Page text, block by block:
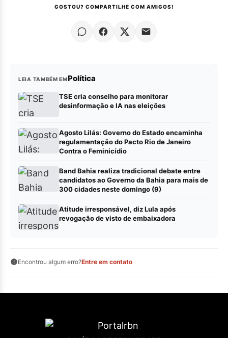
GOSTOU? COMPARTILHE COM AMIGOS!
LEIA TAMBÉM EMPolítica
TSE cria conselho para monitorar
desinformação e IA nas eleições
Agosto Lilás: Governo do Estado encaminha
regulamentação do Pacto Rio de Janeiro
Contra o Feminicídio
Band Bahia realiza tradicional debate entre
candidatos ao Governo da Bahia para mais de
300 cidades neste domingo (9)
Atitude irresponsável, diz Lula após
revogação de visto de embaixadora
Encontrou algum erro?Entre em contato